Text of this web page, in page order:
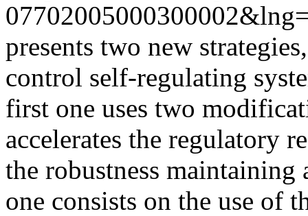
presents two new
control self-regulating
first one uses two
accelerates the regulatory
the robustness
one consists on the use of